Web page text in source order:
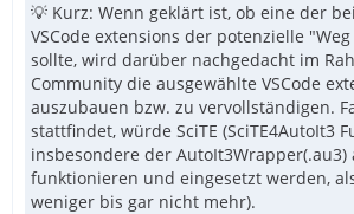
💡 Kurz: Wenn geklärt ist, ob eine der
VSCode extensions der potenzielle
sollte, wird darüber nachgedacht im
Community die ausgewählte VSCode
auszubauen bzw. zu vervollständigen.
stattfindet, würde SciTE (SciTE4AutoIt3
insbesondere der AutoIt3Wrapper(.au3)
funktionieren und eingesetzt werden,
weniger bis gar nicht mehr).